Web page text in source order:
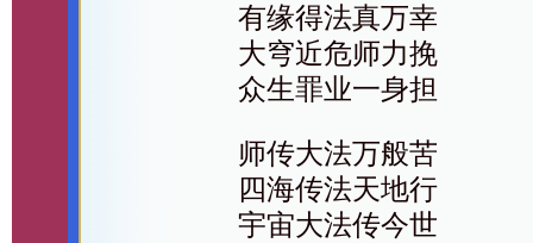
有缘得法真万幸
大穹近危师力挽
众生罪业一身担
师传大法万般苦
四海传法天地行
宇宙大法传今世